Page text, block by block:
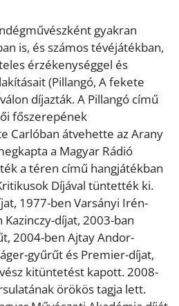
gyakran
is, és számos tévéjátékban,
érzékenységgel és
(Pillangó, A fekete
díjazták. A Pillangó című
főszerepének
Carlóban átvehette az Arany
a Magyar Rádió
a téren című hangjátékban
Díjával tüntették ki.
1977-ben Varsányi Irén-
díjat, 2003-ban
2004-ben Ajtay Andor-
gyűrűt és Premier-díjat,
kitüntetést kapott. 2008-
örökös tagja lett.